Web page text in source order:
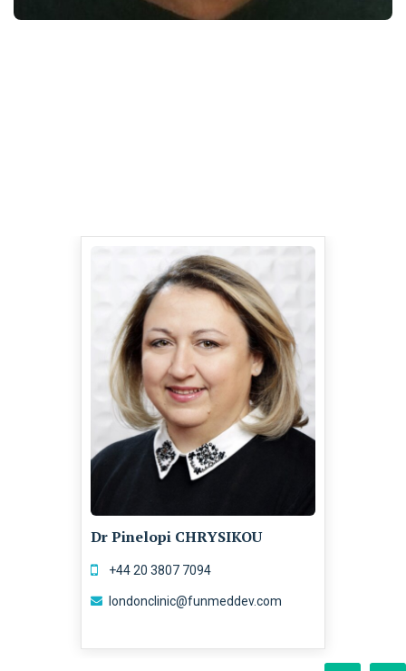
Dr Pinelopi CHRYSIKOU
+44 20 3807 7094
londonclinic@funmeddev.com